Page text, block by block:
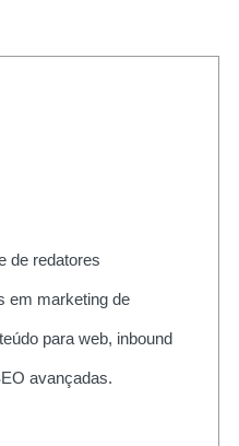
de redatores
em marketing de
para web, inbound
avançadas.